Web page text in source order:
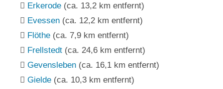
Erkerode (ca. 13,2 km entfernt)
Evessen (ca. 12,2 km entfernt)
Flöthe (ca. 7,9 km entfernt)
Frellstedt (ca. 24,6 km entfernt)
Gevensleben (ca. 16,1 km entfernt)
Gielde (ca. 10,3 km entfernt)